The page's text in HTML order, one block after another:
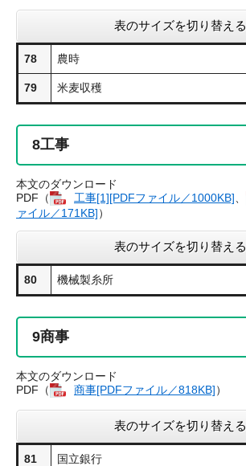
表のサイズを切り替える
78 農時
79 米麦収穫
8工事
本文のダウンロード
PDF（
工事​[1][PDFファイル／1000KB]
ァイル／171KB]）
表のサイズを切り替える
80 機械製糸所
9商事
本文のダウンロード
PDF（
商事​[PDFファイル／818KB]）
表のサイズを切り替える
81 国立銀行